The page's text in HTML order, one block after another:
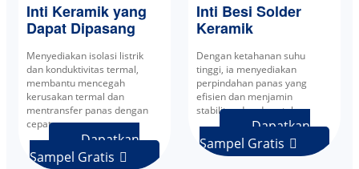
Inti Keramik yang
Dapat Dipasang
Menyediakan isolasi listrik
dan konduktivitas termal,
membantu mencegah
kerusakan termal dan
mentransfer panas dengan
cepat.
Dapatkan
Sampel Gratis 
Inti Besi Solder
Keramik
Dengan ketahanan suhu
tinggi, ia menyediakan
perpindahan panas yang
efisien dan menjamin
stabilitas dan daya tahan.
Dapatkan
Sampel Gratis 